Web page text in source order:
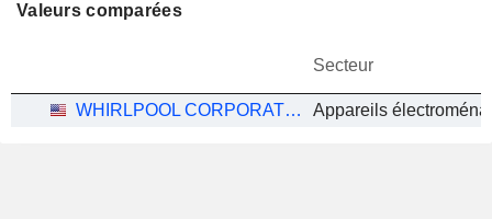
Valeurs comparées
Secteur
WHIRLPOOL CORPORATION Appareils